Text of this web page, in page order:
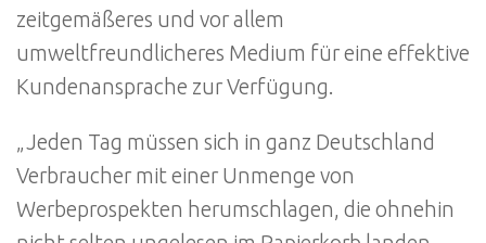
zeitgemäßeres und vor allem
umweltfreundlicheres Medium für eine effektive
Kundenansprache zur Verfügung.
„Jeden Tag müssen sich in ganz Deutschland
Verbraucher mit einer Unmenge von
Werbeprospekten herumschlagen, die ohnehin